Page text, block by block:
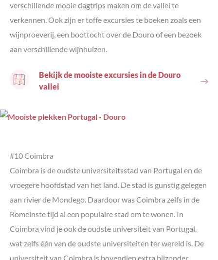
verschillende mooie dagtrips maken om de vallei te
verkennen. Ook zijn er toffe excursies te boeken zoals een
wijnproeverij, een boottocht over de Douro of een bezoek
aan verschillende wijnhuizen.
Bekijk de mooiste excursies in de Douro
vallei
#10 Coimbra
Coimbra is de oudste universiteitsstad van Portugal en de
vroegere hoofdstad van het land. De stad is gunstig gelegen
aan rivier de Mondego. Daardoor was Coimbra zelfs in de
Romeinste tijd al een populaire stad om te wonen. In
Coimbra vind je ook de oudste universiteit van Portugal,
wat zelfs één van de oudste universiteiten ter wereld is. De
universiteit van Coimbra is bovendien extra bijzonder,